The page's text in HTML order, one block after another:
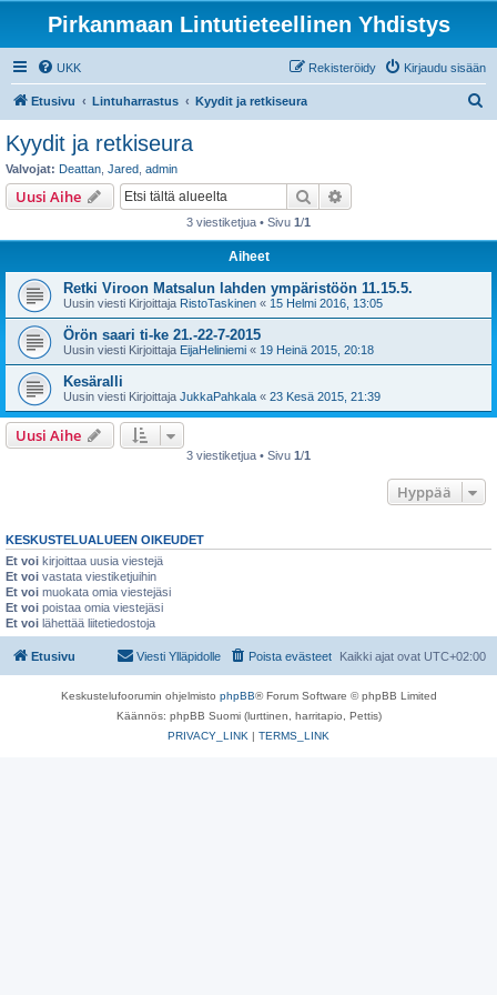
Pirkanmaan Lintutieteellinen Yhdistys
UKK Kirjaudu sisään
Rekisteröidy
Etusivu Lintuharrastus Kyydit ja retkiseura
Kyydit ja retkiseura
Valvojat: Deattan Jared admin
Uusi Aihe Etsi
3 viestiketjua • Sivu 1/1
Aiheet
Retki Viroon Matsalun lahden ympäristöön 11.15.5.
Uusin viesti Kirjoittaja RistoTaskinen « 15 Helmi 2016, 13:05
Örön saari ti-ke 21.-22-7-2015
Uusin viesti Kirjoittaja EijaHeliniemi « 19 Heinä 2015, 20:18
Kesäralli
Uusin viesti Kirjoittaja JukkaPahkala « 23 Kesä 2015, 21:39
Uusi Aihe
3 viestiketjua • Sivu 1/1
Hyppää
KESKUSTELUALUEEN OIKEUDET
Et voi kirjoittaa uusia viestejä
Et voi vastata viestiketjuihin
Et voi muokata omia viestejäsi
Et voi poistaa omia viestejäsi
Et voi lähettää liitetiedostoja
Etusivu Kaikki ajat ovat UTC+02:00
Poista evästeet
Viesti Ylläpidolle
Keskustelufoorumin ohjelmisto phpBB® Forum Software © phpBB Limited
Käännös: phpBB Suomi (lurttinen, harritapio, Pettis)
PRIVACY_LINK | TERMS_LINK